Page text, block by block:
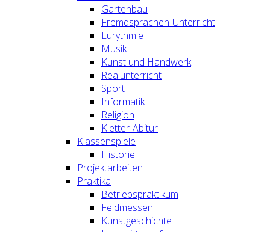
Gartenbau
Fremdsprachen-Unterricht
Eurythmie
Musik
Kunst und Handwerk
Realunterricht
Sport
Informatik
Religion
Kletter-Abitur
Klassenspiele
Historie
Projektarbeiten
Praktika
Betriebspraktikum
Feldmessen
Kunstgeschichte